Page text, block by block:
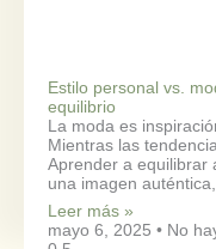
Estilo personal vs.
equilibrio
La moda es
Mientras las
Aprender a equilibrar
una imagen
Leer más »
mayo 6, 2025
No